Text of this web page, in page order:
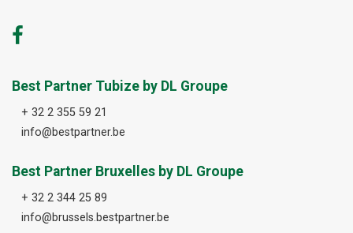
Best Partner Tubize by DL Groupe
+ 32 2 355 59 21
info@bestpartner.be
Best Partner Bruxelles by DL Groupe
+ 32 2 344 25 89
info@brussels.bestpartner.be